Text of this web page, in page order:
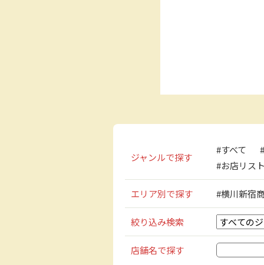
ジャンルで探す
#すべて
#お店リス
エリア別で探す #横川新宿
絞り込み検索
店舗名で探す